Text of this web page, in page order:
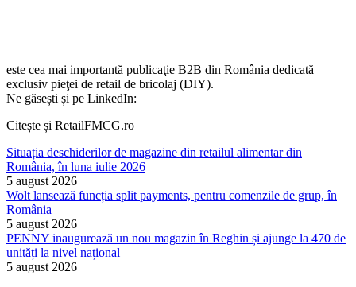
este cea mai importantă publicaţie B2B din România dedicată
exclusiv pieţei de retail de bricolaj (DIY).
Ne găsești și pe LinkedIn:
Citește și RetailFMCG.ro
Situația deschiderilor de magazine din retailul alimentar din
România, în luna iulie 2026
5 august 2026
Wolt lansează funcția split payments, pentru comenzile de grup, în
România
5 august 2026
PENNY inaugurează un nou magazin în Reghin și ajunge la 470 de
unități la nivel național
5 august 2026